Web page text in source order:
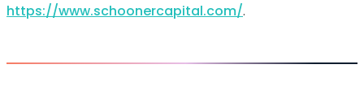
https://www.schoonercapital.com/.